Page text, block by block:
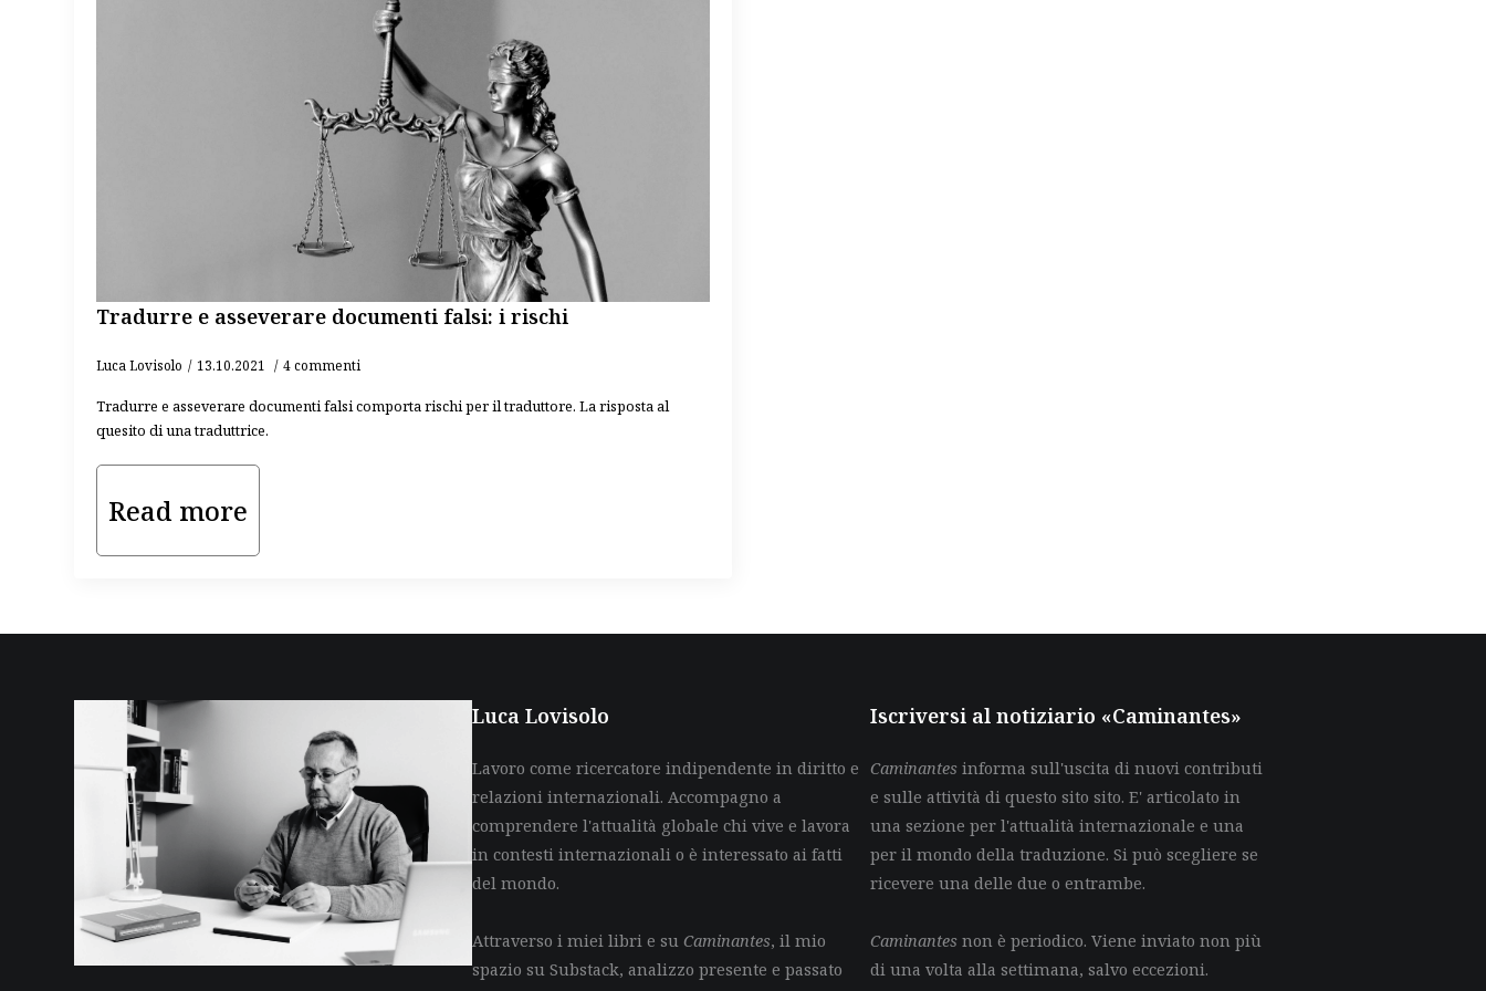
Tradurre e asseverare documenti falsi: i rischi
Luca Lovisolo 13.10.2021 4 commenti
Tradurre e asseverare documenti falsi comporta rischi per il traduttore. La risposta al
quesito di una traduttrice.
Read more
Luca Lovisolo
Lavoro come ricercatore indipendente in diritto e
relazioni internazionali. Accompagno a
comprendere l'attualità globale chi vive e lavora
in contesti internazionali o è interessato ai fatti
del mondo.
Attraverso i miei libri e suCaminantes, il mio
spazio su Substack, analizzo presente e passato
Iscriversi al notiziario «Caminantes»
Caminantes informa sull'uscita di nuovi contributi
e sulle attività di questo sito sito. E' articolato in
una sezione per l'attualità internazionale e una
per il mondo della traduzione. Si può scegliere se
ricevere una delle due o entrambe.
Caminantes non è periodico. Viene inviato non più
di una volta alla settimana, salvo eccezioni.